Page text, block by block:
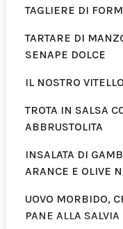
TAGLIERE DI
TARTARE DI
SENAPE DOLCE
IL NOSTRO
TROTA IN SALSA
ABBRUSTOLITA
INSALATA DI
ARANCE E OLIVE
UOVO MORBIDO,
PANE ALLA SALVIA